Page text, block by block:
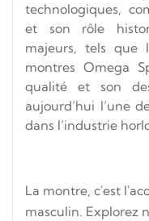
technologiques,
et son rôle
majeurs, tels que
montres Omega
qualité et son
aujourd’hui l’une
dans l’industrie
La montre, c'est
masculin. Explorez